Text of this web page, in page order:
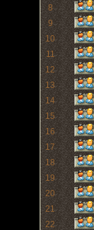
8
9
10
11
12
13
14
15
16
17
18
19
20
21
22